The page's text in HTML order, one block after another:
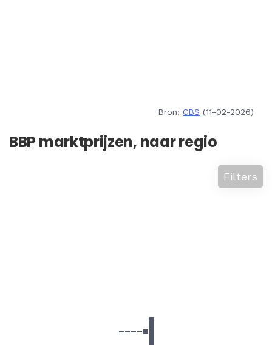
Bron: CBS (11-02-2026)
BBP marktprijzen, naar regio
Filters